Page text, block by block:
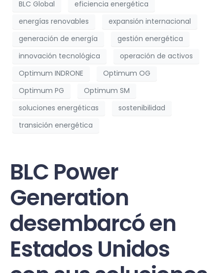
BLC Global
eficiencia energética
energías renovables
expansión internacional
generación de energía
gestión energética
innovación tecnológica
operación de activos
Optimum INDRONE
Optimum OG
Optimum PG
Optimum SM
soluciones energéticas
sostenibilidad
transición energética
BLC Power
Generation
desembarcó en
Estados Unidos